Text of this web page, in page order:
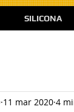
SILICONA
11 mar 2020 4